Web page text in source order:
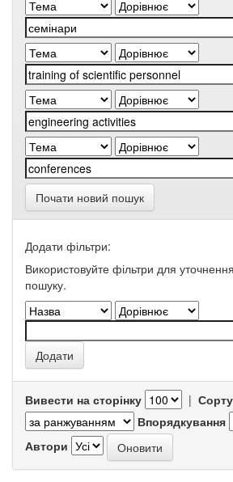
Почати новий пошук
Додати фільтри:
Використовуйте фільтри для
пошуку.
Вивести на сторінку |
Впорядкування
Автори